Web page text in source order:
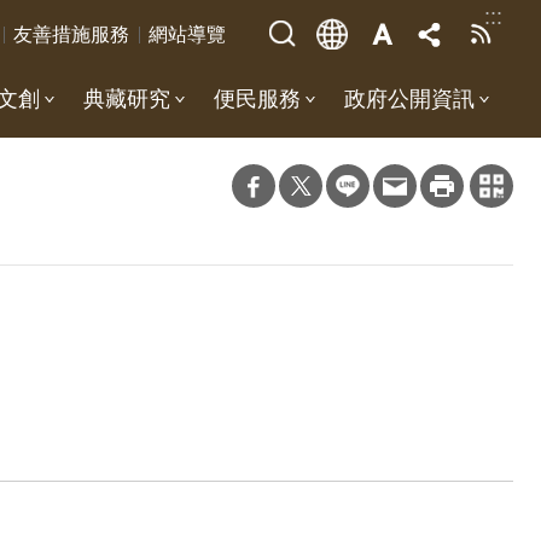
:::
友善措施服務 網站導覽
創 典藏研究 便民服務 政府公開資訊